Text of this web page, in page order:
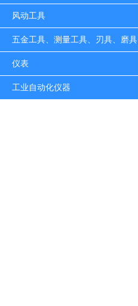
风动工具
五金工具、测量工具、刃具、磨具
仪表
工业自动化仪器